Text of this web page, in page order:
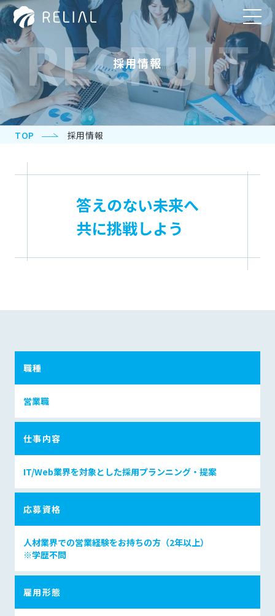
RECRUIT
採用情報
TOP 採用情報
答えのない未来へ
共に挑戦しよう
職種
営業職
仕事内容
IT/Web業界を対象とした採用プランニング・提案
応募資格
人材業界での営業経験をお持ちの方（2年以上）
※学歴不問
雇用形態